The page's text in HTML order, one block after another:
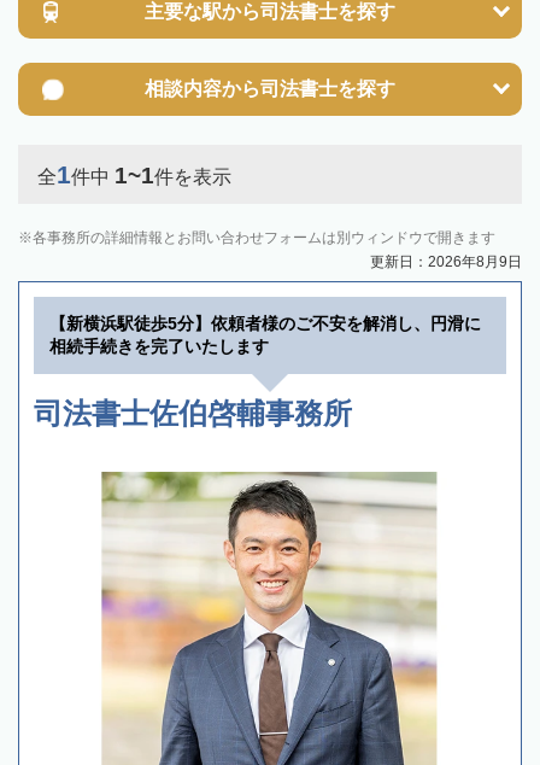
主要な駅から司法書士を探す
相談内容から司法書士を探す
全1件中 1~1件を表示
各事務所の詳細情報とお問い合わせフォームは別ウィンドウで開きます
更新日：2026年8月9日
【新横浜駅徒歩5分】依頼者様のご不安を解消し、円滑に
相続手続きを完了いたします
司法書士佐伯啓輔事務所